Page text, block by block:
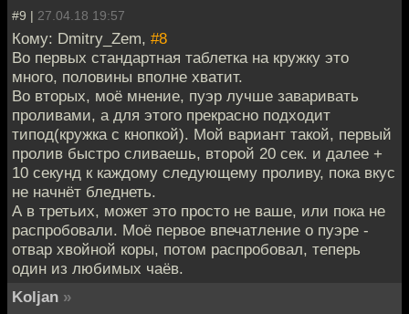
#9 | 27.04.18 19:57
Кому: Dmitry_Zem, #8
Во первых стандартная таблетка на кружку это
много, половины вполне хватит.
Во вторых, моё мнение, пуэр лучше заваривать
проливами, а для этого прекрасно подходит
типод(кружка с кнопкой). Мой вариант такой, первый
пролив быстро сливаешь, второй 20 сек. и далее +
10 секунд к каждому следующему проливу, пока вкус
не начнёт бледнеть.
А в третьих, может это просто не ваше, или пока не
распробовали. Моё первое впечатление о пуэре -
отвар хвойной коры, потом распробовал, теперь
один из любимых чаёв.
Koljan »